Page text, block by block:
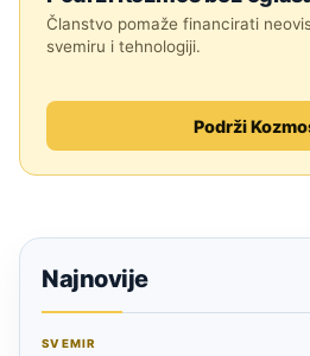
Članstvo pomaže financirati
svemiru i tehnologiji.
Podrži
Najnovije
SVEMIR